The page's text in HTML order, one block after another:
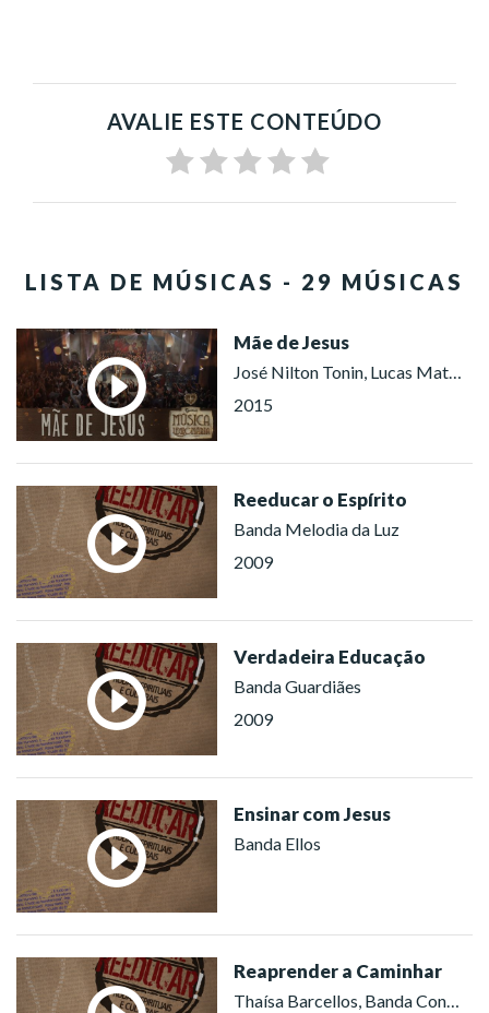
AVALIE ESTE CONTEÚDO
LISTA DE MÚSICAS - 29 MÚSICAS
Mãe de Jesus
José Nilton Tonin, Lucas Mattiuzzo, Coral Ecumênico Boa Vontade (Brasília), Coral Ecumênico Boa Vontade (Porto Alegre), Coral Ecumênico Boa Vontade (São Paulo)
2015
Reeducar o Espírito
Banda Melodia da Luz
2009
Verdadeira Educação
Banda Guardiães
2009
Ensinar com Jesus
Banda Ellos
Reaprender a Caminhar
Thaísa Barcellos, Banda Conexão Divina